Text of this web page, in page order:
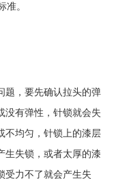
。
题，要先确认拉头的弹
没有弹性，针锁就会失
不均匀，针锁上的漆层
生失锁，或者太厚的漆
受力不了就会产生失